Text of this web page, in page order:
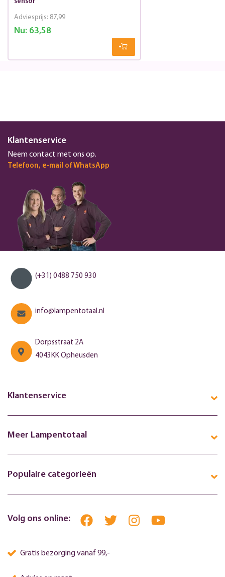
Nu:63,58
Adviesprijs: 87,99
Klantenservice
Neem contact met ons op.
Telefoon, e-mail of WhatsApp
(+31) 0488 750 930
info@lampentotaal.nl
Dorpsstraat 2A
4043KK Opheusden
Klantenservice
Meer Lampentotaal
Populaire categorieën
Volg ons online:
Gratis bezorging vanaf 99,-